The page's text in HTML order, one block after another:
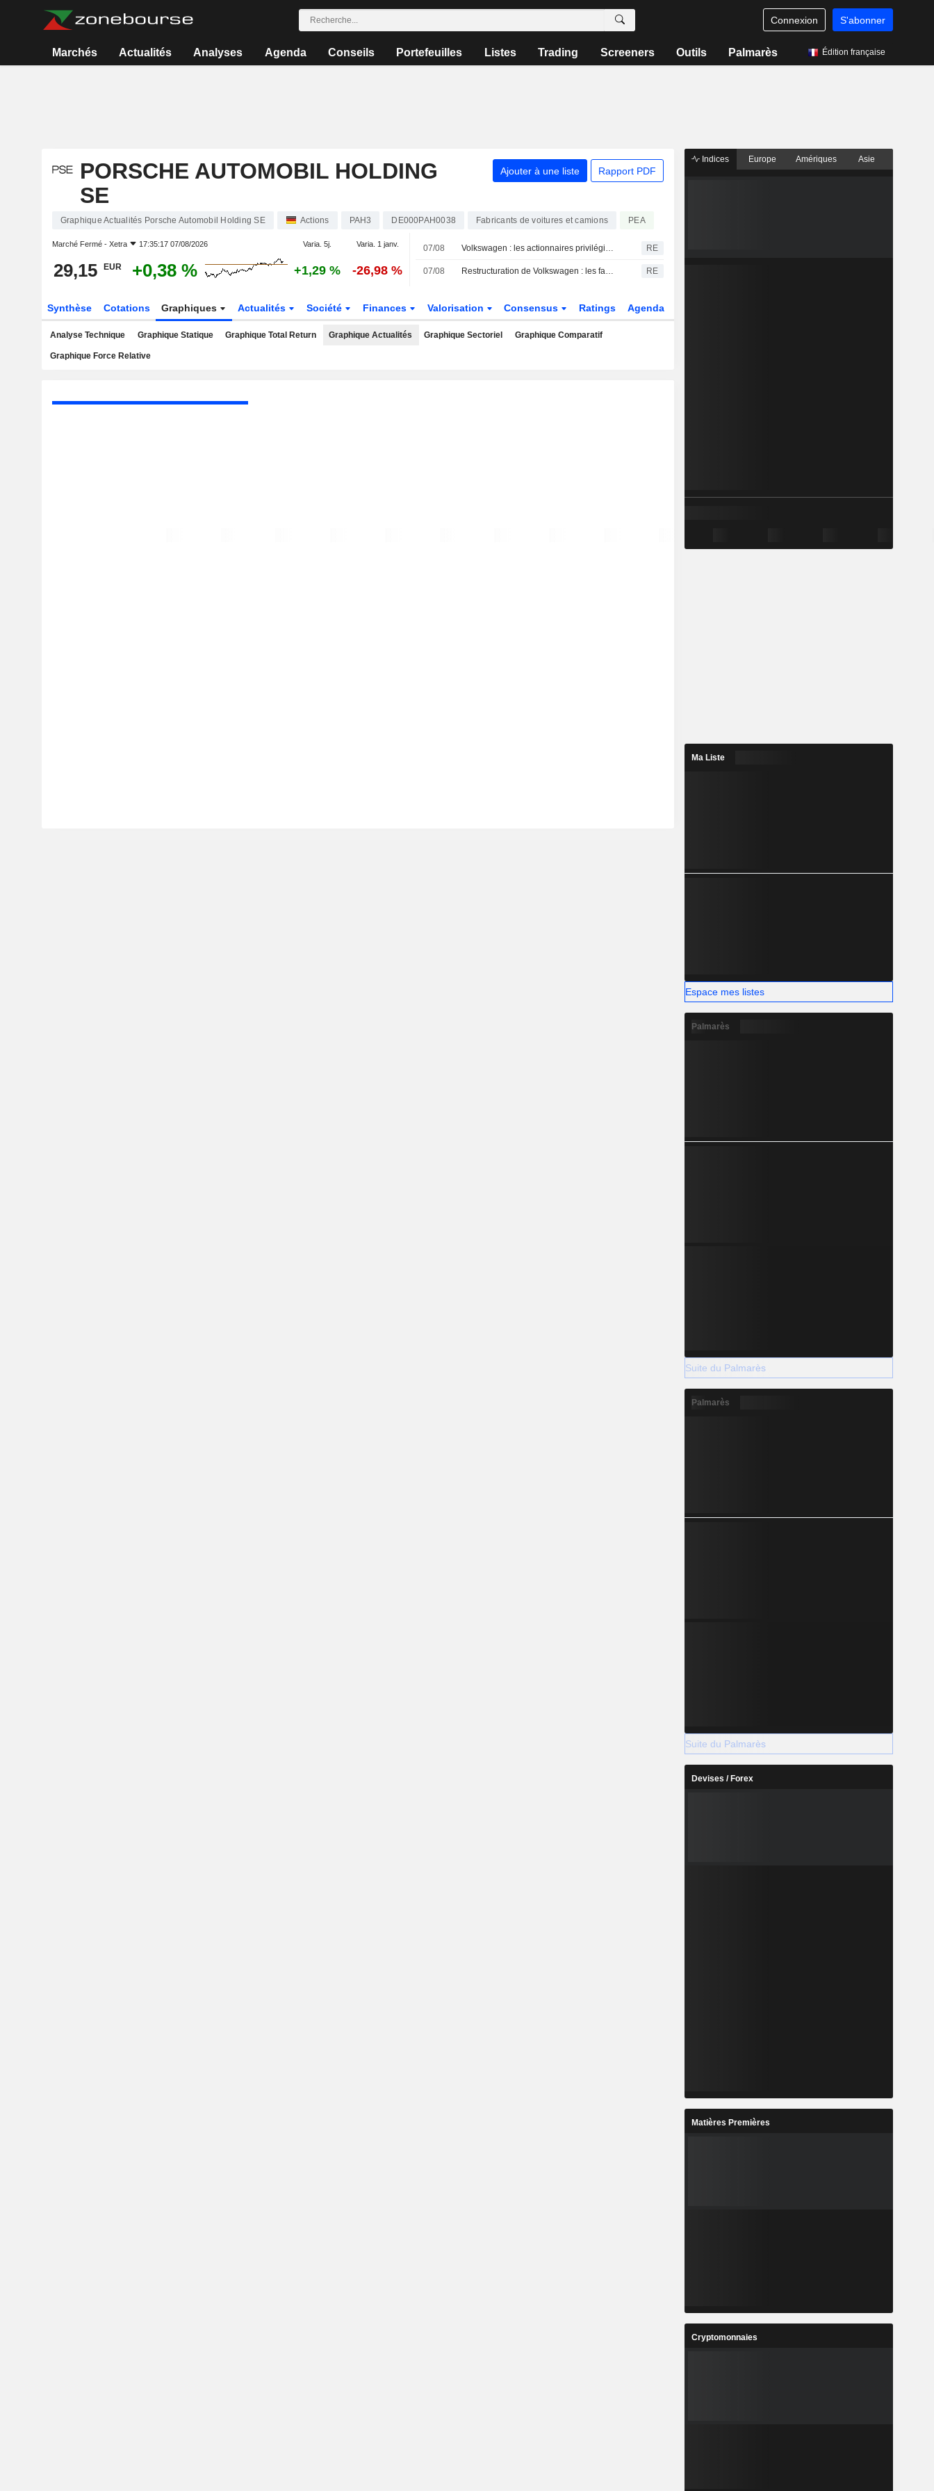
Connexion S'abonner
Marchés Actualités Analyses Agenda Conseils Portefeuilles Listes Trading Screeners Outils Palmarès Édition française
PORSCHE AUTOMOBIL HOLDING
SE
Ajouter à une liste Rapport PDF
Graphique Actualités Porsche Automobil Holding SE Actions PAH3 DE000PAH0038 Fabricants de voitures et camions PEA
Marché Fermé - Xetra 17:35:17 07/08/2026 Varia. 5j. Varia. 1 janv.
29,15 EUR +0,38 % +1,29 % -26,98 %
07/08 Volkswagen : les actionnaires privilégient les dividendes au détriment des salariés, selon le syndicat allemand IG Metall RE
07/08 Restructuration de Volkswagen : les familles actionnaires accentuent la pression et appellent à une action rapide RE
Synthèse Cotations Graphiques Actualités Société Finances Valorisation Consensus Ratings Agenda
Analyse Technique Graphique Statique Graphique Total Return Graphique Actualités Graphique Sectoriel Graphique Comparatif
Graphique Force Relative
Indices Europe Amériques Asie
Ma Liste
Espace mes listes
Palmarès
Suite du Palmarès
Palmarès
Suite du Palmarès
Devises / Forex
Matières Premières
Cryptomonnaies